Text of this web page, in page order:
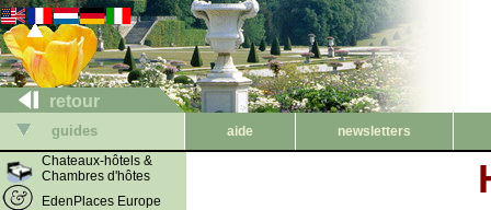
retour
guides aide
newsletters
Chateaux-hôtels &
Chambres d'hôtes
EdenPlaces Europe